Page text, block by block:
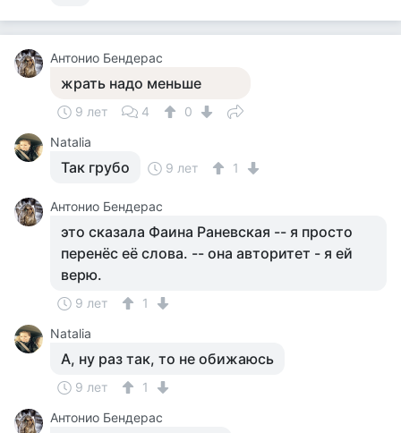
Антонио Бендерас
жрать надо меньше
9 лет 4
0
Natalia
Так грубо 9 лет 1
Антонио Бендерас
это сказала Фаина Раневская -- я просто
перенёс её слова. -- она авторитет - я ей
верю.
9 лет
1
Natalia
А, ну раз так, то не обижаюсь
9 лет
1
Антонио Бендерас